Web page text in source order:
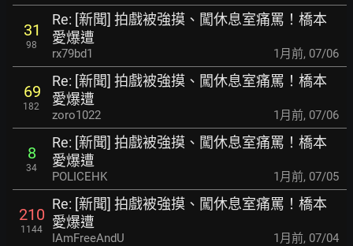
31
98
Re: [新聞] 拍戲被強摸、闖休息室痛罵！橋本
愛爆遭
rx79bd1 1月前, 07/06
69
182
Re: [新聞] 拍戲被強摸、闖休息室痛罵！橋本
愛爆遭
zoro1022 1月前, 07/06
8
34
Re: [新聞] 拍戲被強摸、闖休息室痛罵！橋本
愛爆遭
POLICEHK 1月前, 07/05
210
1144
Re: [新聞] 拍戲被強摸、闖休息室痛罵！橋本
愛爆遭
IAmFreeAndU 1月前, 07/04